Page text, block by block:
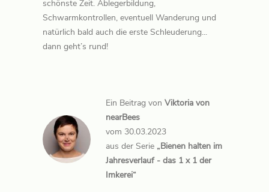
schönste Zeit. Ablegerbildung,
Schwarmkontrollen, eventuell Wanderung und
natürlich bald auch die erste Schleuderung...
dann geht’s rund!
Ein Beitrag von Viktoria von
nearBees
vom 30.03.2023
aus der Serie „Bienen halten im
Jahresverlauf - das 1 x 1 der
Imkerei“